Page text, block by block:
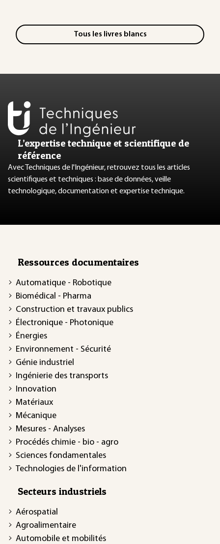
Tous les livres blancs
L’expertise technique et scientifique de
référence
Avec Techniques de l'Ingénieur, retrouvez tous les articles
scientifiques et techniques : base de données, veille
technologique, documentation et expertise technique.
Ressources documentaires
Automatique - Robotique
Biomédical - Pharma
Construction et travaux publics
Électronique - Photonique
Énergies
Environnement - Sécurité
Génie industriel
Ingénierie des transports
Innovation
Matériaux
Mécanique
Mesures - Analyses
Procédés chimie - bio - agro
Sciences fondamentales
Technologies de l'information
Secteurs industriels
Aérospatial
Agroalimentaire
Automobile et mobilités